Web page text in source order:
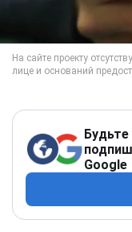
Google